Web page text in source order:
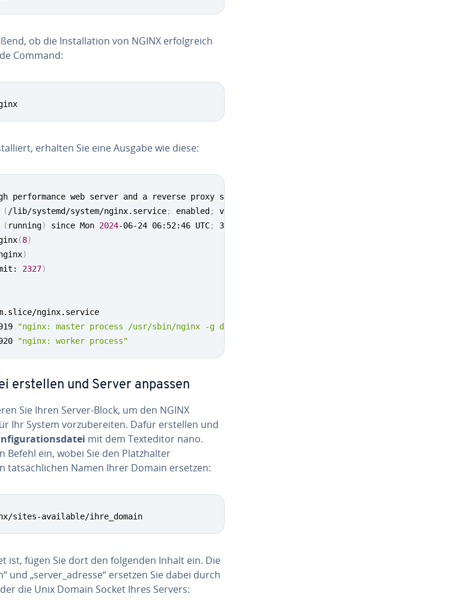
ob die In­stal­la­ti­on von NGINX er­folg­reich
Command:
erhalten Sie eine Ausgabe wie diese:
performance web server and a reverse proxy server
( /lib/systemd/system/nginx.service; enabled ; vendor preset: enabled
( running) since Mon 2024-06-24 06:52:46 UTC;
39min ago
(8)
)
2327)
nginx.service
"nginx: master process /usr/sbin/nginx -g daemon on; master_process on;"
"nginx: worker process"
erstellen und Server anpassen
Sie Ihren Server-Block, um den NGINX
Ihr System vor­zu­be­rei­ten. Dafür erstellen und
mit dem Text­edi­tor nano.
Befehl ein, wobei Sie den Platz­hal­ter
tat­säch­li­chen Namen Ihrer Domain ersetzen:
sites-available/ihre_domain
ist, fügen Sie dort den folgenden Inhalt ein. Die
und „server_adresse“ ersetzen Sie dabei durch
die Unix Domain Socket Ihres Servers: